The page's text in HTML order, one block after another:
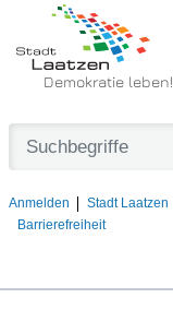
Demokratie leben!
Anmelden Stadt Laatzen
Barrierefreiheit